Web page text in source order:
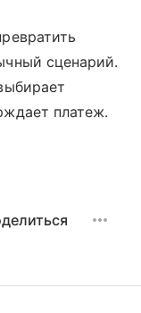
сценарий.
платеж.